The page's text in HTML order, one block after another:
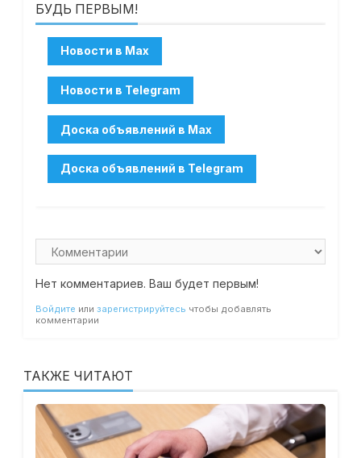
БУДЬ ПЕРВЫМ!
Нет комментариев. Ваш будет первым!
Войдите или зарегистрируйтесь чтобы добавлять
комментарии
ТАКЖЕ ЧИТАЮТ